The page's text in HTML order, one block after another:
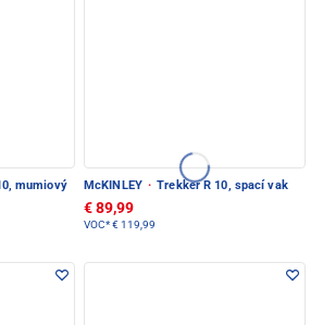
mumiový
McKINLEY · Trekker R 10, spací vak
€ 89,99
VOC*€ 119,99